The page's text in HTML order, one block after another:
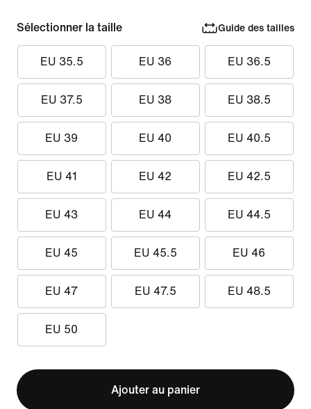
Sélectionner la taille Guide des tailles
EU 35.5 EU 36 EU 36.5
EU 37.5 EU 38 EU 38.5
EU 39 EU 40 EU 40.5
EU 41 EU 42 EU 42.5
EU 43 EU 44 EU 44.5
EU 45 EU 45.5 EU 46
EU 47 EU 47.5 EU 48.5
EU 50
Ajouter au panier